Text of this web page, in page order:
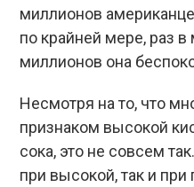
миллионов
по крайней мере, раз
миллионов она
Несмотря на то, что
признаком высокой
сока, это не совсем
при высокой, так и